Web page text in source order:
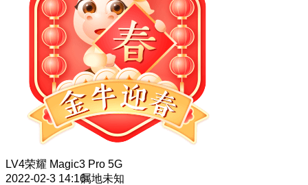
LV4荣耀 Magic3 Pro 5G
2022-02-3 14:16属地未知